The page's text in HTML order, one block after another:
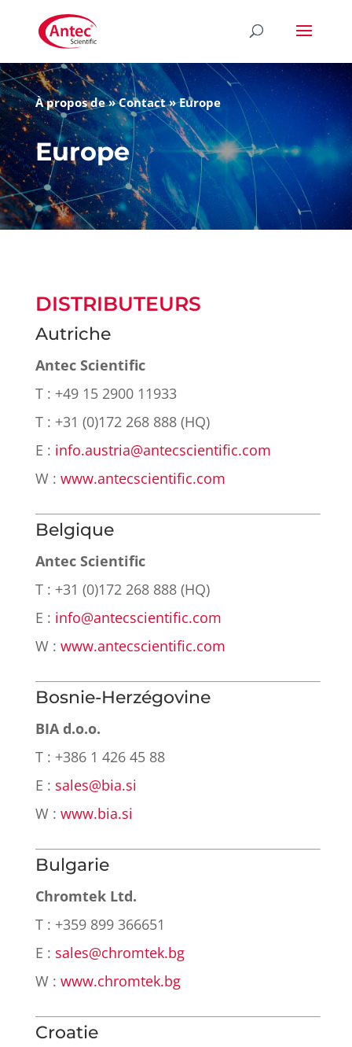
À propos de»Contact»Europe
Europe
DISTRIBUTEURS
Autriche
Antec Scientific
T : +49 15 2900 11933
T : +31 (0)172 268 888 (HQ)
E : info.austria@antecscientific.com
W : www.antecscientific.com
Belgique
Antec Scientific
T : +31 (0)172 268 888 (HQ)
E : info@antecscientific.com
W : www.antecscientific.com
Bosnie-Herzégovine
BIA d.o.o.
T : +386 1 426 45 88
E : sales@bia.si
W : www.bia.si
Bulgarie
Chromtek Ltd.
T : +359 899 366651
E : sales@chromtek.bg
W : www.chromtek.bg
Croatie